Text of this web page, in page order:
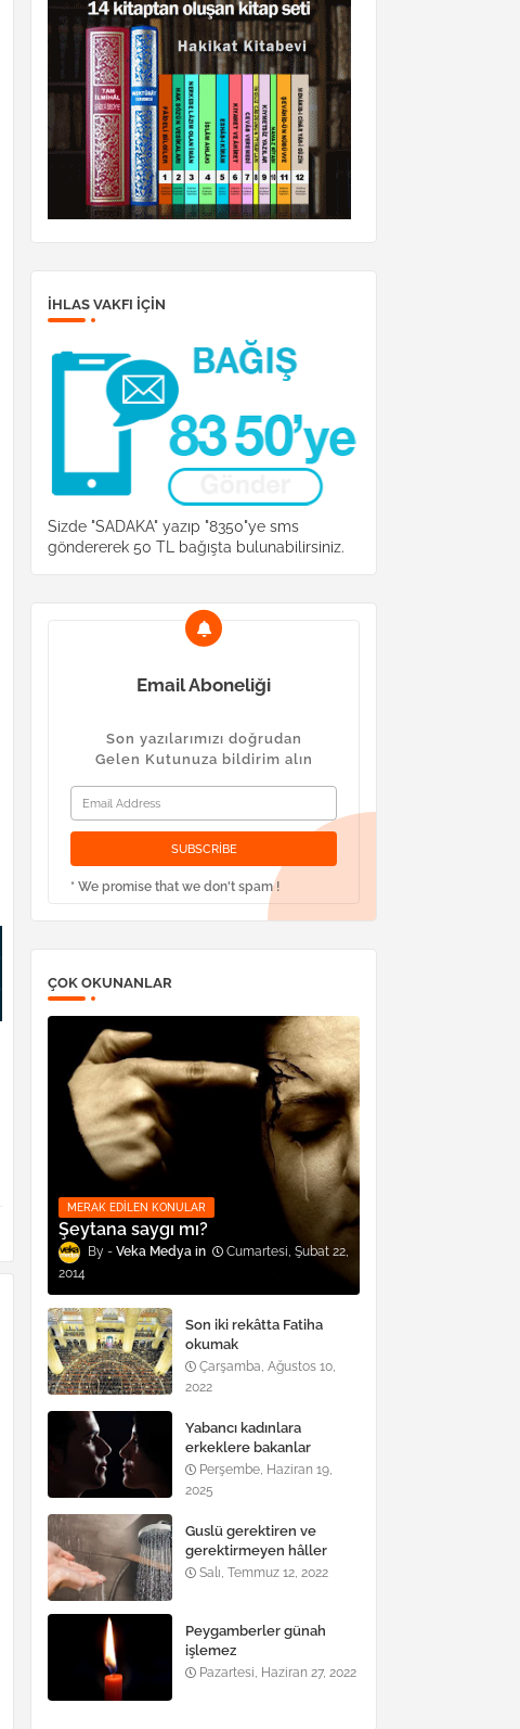
İHLAS VAKFI IÇIN
Sizde "SADAKA" yazıp "8350"ye sms
göndererek 50 TL bağışta bulunabilirsiniz.
Email Aboneliği
Son yazılarımızı doğrudan
Gelen Kutunuza bildirim alın
* We promise that we don't spam !
ÇOK OKUNANLAR
MERAK EDILEN KONULAR
Şeytana saygı mı?
Veka Medya
Cumartesi, Şubat 22,
2014
Son iki rekâtta Fatiha
okumak
Çarşamba, Ağustos 10,
2022
Yabancı kadınlara
erkeklere bakanlar
Perşembe, Haziran 19,
2025
Guslü gerektiren ve
gerektirmeyen hâller
nelerdir?
Salı, Temmuz 12, 2022
Peygamberler günah
işlemez
Pazartesi, Haziran 27, 2022